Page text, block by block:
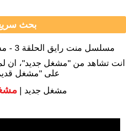
مسلسل منت رايق الحلقة 3 - مسلسلات رمضان 2024
انت تشاهد من "مشغل جديد"، ان
على "مشغل
مشغل جديد |